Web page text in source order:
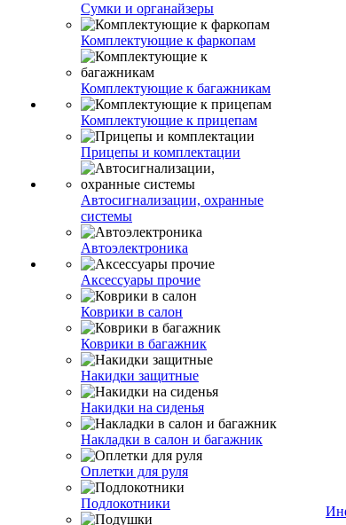
Сумки и органайзеры
Комплектующие к фаркопам
Комплектующие к багажникам
Комплектующие к прицепам
Прицепы и комплектации
Автосигнализации, охранные
системы
Автоэлектроника
Аксессуары прочие
Коврики в салон
Коврики в багажник
Накидки защитные
Накидки на сиденья
Накладки в салон и багажник
Оплетки для руля
Подлокотники